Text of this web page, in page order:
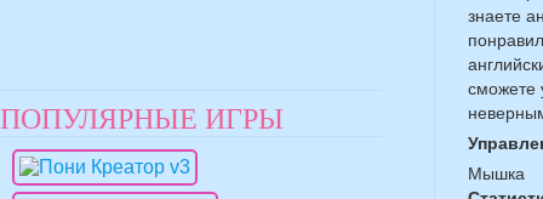
знаете
сможете
Мышка
ПОПУЛЯРНЫЕ ИГРЫ